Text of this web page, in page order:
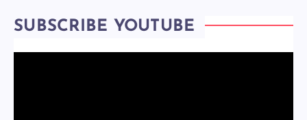
SUBSCRIBE YOUTUBE